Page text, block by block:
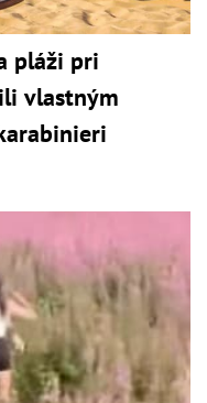
pláži pri
vlastným